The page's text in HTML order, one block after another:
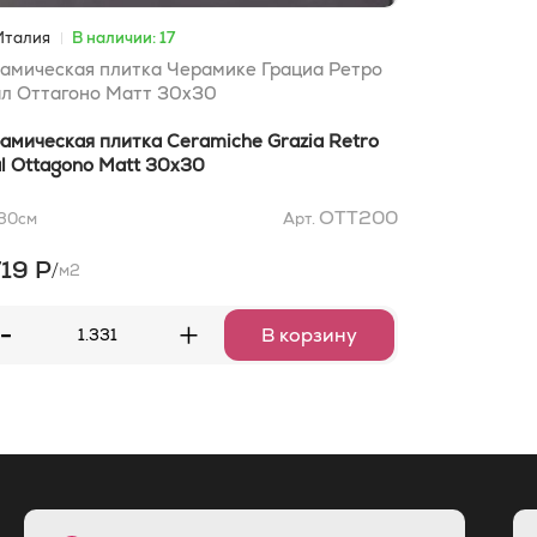
В наличии: 17
плитка Черамике Грациа Ретро
Оттагоно Матт 30x30
плитка Ceramiche Grazia Retro
Ottagono Matt 30x30
см Арт. OTT200
Р/м2
- + В корзину